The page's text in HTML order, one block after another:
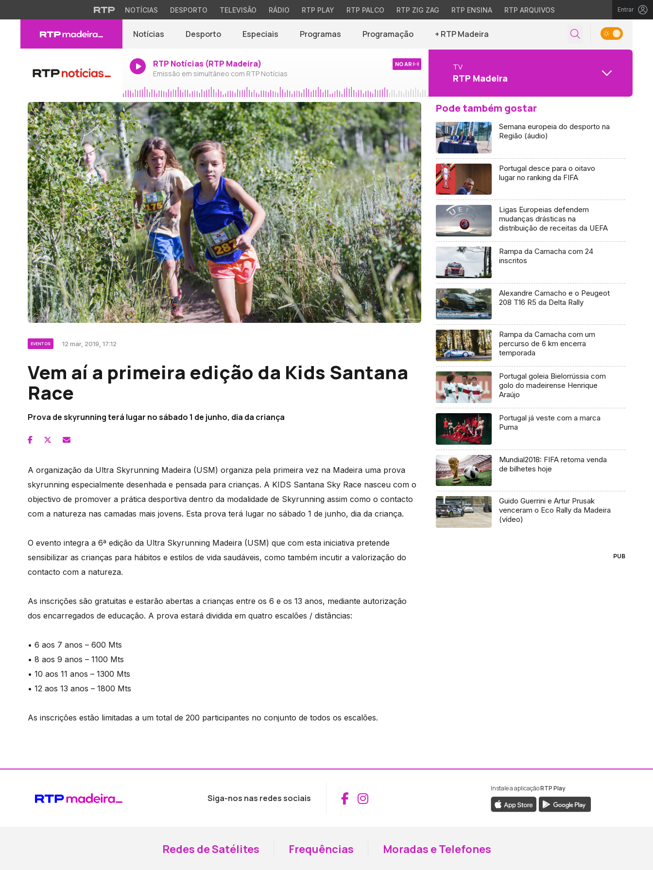
NOTÍCIAS DESPORTO TELEVISÃO RÁDIO RTP PLAY RTP PALCO RTP ZIG ZAG RTP ENSINA RTP ARQUIVOS Entrar
Notícias Desporto Especiais Programas Programação + RTP Madeira
RTP Notícias (RTP Madeira)
Emissão em simultâneo com RTP Notícias
NO AR TV
RTP Madeira
EVENTOS 12 mar, 2019, 17:12
Vem aí a primeira edição da Kids Santana
Race
Prova de skyrunning terá lugar no sábado 1 de junho, dia da criança
A organização da Ultra Skyrunning Madeira (USM) organiza pela primeira vez na Madeira uma prova
skyrunning especialmente desenhada e pensada para crianças. A KIDS Santana Sky Race nasceu com o
objectivo de promover a prática desportiva dentro da modalidade de Skyrunning assim como o contacto
com a natureza nas camadas mais jovens. Esta prova terá lugar no sábado 1 de junho, dia da criança.
O evento integra a 6ª edição da Ultra Skyrunning Madeira (USM) que com esta iniciativa pretende
sensibilizar as crianças para hábitos e estilos de vida saudáveis, como também incutir a valorização do
contacto com a natureza.
As inscrições são gratuitas e estarão abertas a crianças entre os 6 e os 13 anos, mediante autorização
dos encarregados de educação. A prova estará dividida em quatro escalões / distâncias:
• 6 aos 7 anos – 600 Mts
• 8 aos 9 anos – 1100 Mts
• 10 aos 11 anos – 1300 Mts
• 12 aos 13 anos – 1800 Mts
As inscrições estão limitadas a um total de 200 participantes no conjunto de todos os escalões.
Pode também gostar
Semana europeia do desporto na
Região (áudio)
Portugal desce para o oitavo
lugar no ranking da FIFA
Ligas Europeias defendem
mudanças drásticas na
distribuição de receitas da UEFA
Rampa da Camacha com 24
inscritos
Alexandre Camacho e o Peugeot
208 T16 R5 da Delta Rally
Rampa da Camacha com um
percurso de 6 km encerra
temporada
Portugal goleia Bielorrússia com
golo do madeirense Henrique
Araújo
Portugal já veste com a marca
Puma
Mundial2018: FIFA retoma venda
de bilhetes hoje
Guido Guerrini e Artur Prusak
venceram o Eco Rally da Madeira
(vídeo)
PUB
Siga-nos nas redes sociais Aceder ao Facebook da RTP Madeira
Aceder ao Instagram da RTP Madeira
Instale a aplicaçãoRTP Play
Redes de Satélites Frequências Moradas e Telefones